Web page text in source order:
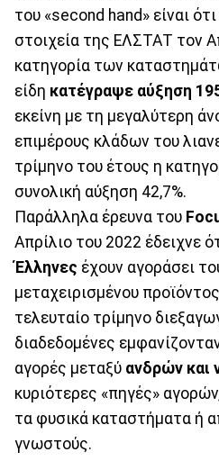
του «second hand» είναι
στοιχεία της ΕΛΣΤΑΤ τον
κατηγορία των
είδη κατέγραψε αύξηση
εκείνη με τη μεγαλύτερη
επιμέρους κλάδων του
τρίμηνο του έτους η
συνολική αύξηση 42,7%.
Παράλληλα έρευνα του
Απρίλιο του 2022 έδειχνε
Έλληνες έχουν αγοράσει
μεταχειρισμένου
τελευταίο τρίμηνο
διαδεδομένες
αγορές μεταξύ ανδρών και
κυριότερες «πηγές»
τα φυσικά καταστήματα ή
γνωστούς.